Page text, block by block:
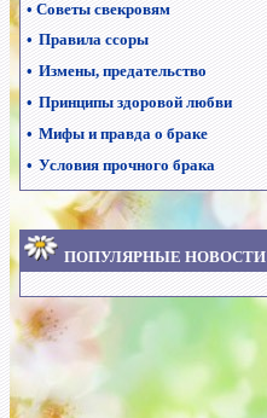
• Советы свекровям
• Правила ссоры
• Измены, предательство
• Принципы здоровой любви
• Мифы и правда о браке
• Условия прочного брака
ПОПУЛЯРНЫЕ НОВОСТИ